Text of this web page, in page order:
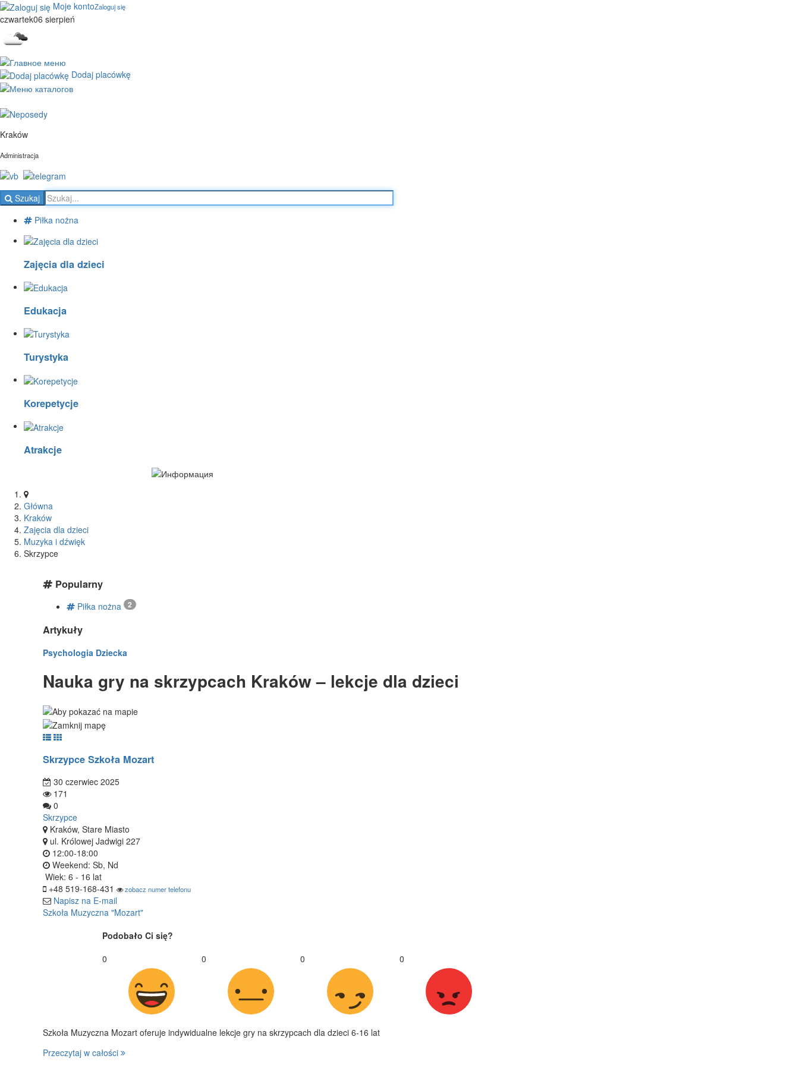
Moje kontoZaloguj się
czwartek06 sierpień
Dodaj placówkę
Kraków
Administracja
Szukaj
Piłka nożna
Zajęcia dla dzieci
Edukacja
Turystyka
Korepetycje
Atrakcje
Główna
Kraków
Zajęcia dla dzieci
Muzyka i dźwięk
Skrzypce
Popularny
Piłka nożna 2
Artykuły
Psychologia Dziecka
Nauka gry na skrzypcach Kraków – lekcje dla dzieci
Skrzypce Szkoła Mozart
30 czerwiec 2025
171
0
Skrzypce
Kraków, Stare Miasto
ul. Królowej Jadwigi 227
12:00-18:00
Weekend: Sb, Nd
Wiek: 6 - 16 lat
+48 519-168-431
zobacz numer telefonu
Napisz na E-mail
Szkoła Muzyczna "Mozart"
Podobało Ci się?
0
0 0 0
Szkoła Muzyczna Mozart oferuje indywidualne lekcje gry na skrzypcach dla dzieci 6-16 lat
Przeczytaj w całości